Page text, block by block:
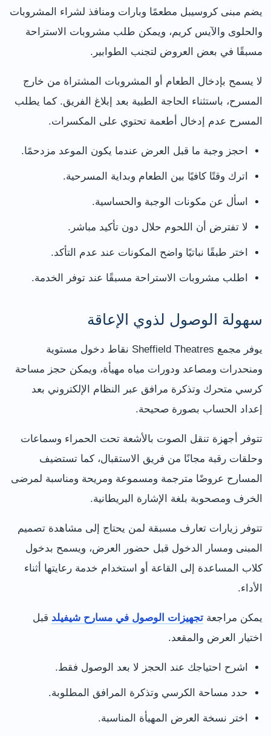
يضم مبنى كروسيبل مطعمًا وبارات ومنافذ لشراء المشروبات
والحلوى والآيس كريم، ويمكن طلب مشروبات الاستراحة
مسبقًا في بعض العروض لتجنب الطوابير.
لا يسمح بإدخال الطعام أو المشروبات المشتراة من خارج
المسرح، باستثناء الحاجة الطبية بعد إبلاغ الفريق. كما يطلب
المسرح عدم إدخال أطعمة تحتوي على المكسرات.
احجز وجبة ما قبل العرض عندما يكون الموعد مزدحمًا.
اترك وقتًا كافيًا بين الطعام وبداية المسرحية.
اسأل عن مكونات الوجبة والحساسية.
لا تفترض أن اللحوم حلال دون تأكيد مباشر.
اختر طبقًا نباتيًا واضح المكونات عند عدم التأكد.
اطلب مشروبات الاستراحة مسبقًا عند توفر الخدمة.
سهولة الوصول لذوي الإعاقة
يوفر مجمع Sheffield Theatres نقاط دخول مستوية
ومنحدرات ومصاعد ودورات مياه مهيأة، ويمكن حجز مساحة
كرسي متحرك وتذكرة مرافق عبر النظام الإلكتروني بعد
إعداد الحساب بصورة صحيحة.
تتوفر أجهزة تنقل الصوت بالأشعة تحت الحمراء وسماعات
وحلقات رقبة مجانًا من فريق الاستقبال، كما تستضيف
المسارح عروضًا مترجمة ومسموعة ومريحة ومناسبة لمرضى
الخرف ومصحوبة بلغة الإشارة البريطانية.
تتوفر زيارات تعارف مسبقة لمن يحتاج إلى مشاهدة تصميم
المبنى ومسار الدخول قبل حضور العرض، ويسمح بدخول
كلاب المساعدة إلى القاعة أو استخدام خدمة رعايتها أثناء
الأداء.
يمكن مراجعة تجهيزات الوصول في مسارح شيفيلد قبل
اختيار العرض والمقعد.
اشرح احتياجك عند الحجز لا بعد الوصول فقط.
حدد مساحة الكرسي وتذكرة المرافق المطلوبة.
اختر نسخة العرض المهيأة المناسبة.